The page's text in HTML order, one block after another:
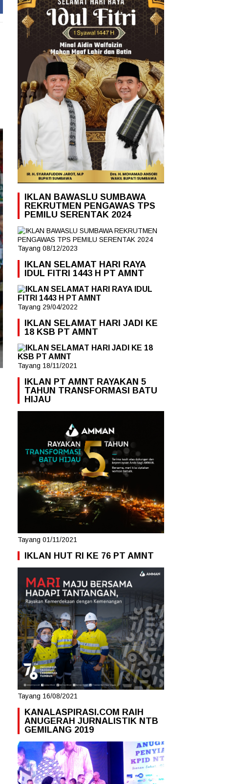
IKLAN BAWASLU SUMBAWA
REKRUTMEN PENGAWAS TPS
PEMILU SERENTAK 2024
Tayang 08/12/2023
IKLAN SELAMAT HARI RAYA
IDUL FITRI 1443 H PT AMNT
Tayang 29/04/2022
IKLAN SELAMAT HARI JADI KE
18 KSB PT AMNT
Tayang 18/11/2021
IKLAN PT AMNT RAYAKAN 5
TAHUN TRANSFORMASI BATU
HIJAU
Tayang 01/11/2021
IKLAN HUT RI KE 76 PT AMNT
Tayang 16/08/2021
KANALASPIRASI.COM RAIH
ANUGERAH JURNALISTIK NTB
GEMILANG 2019